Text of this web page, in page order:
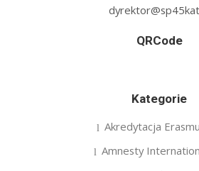
QRCode
Kategorie
Akredytacja
Amnesty